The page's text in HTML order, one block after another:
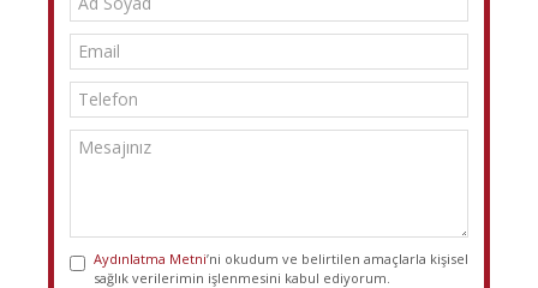
Aydınlatma Metni’ni okudum ve belirtilen amaçlarla kişisel
sağlık verilerimin işlenmesini kabul ediyorum.